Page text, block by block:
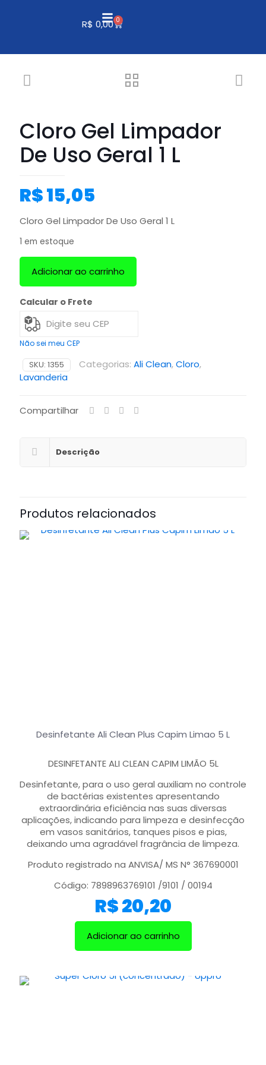
R$ 0,00 0
Cloro Gel Limpador
De Uso Geral 1 L
R$15,05
Cloro Gel Limpador De Uso Geral 1 L
1 em estoque
Adicionar ao carrinho
Calcular o Frete
Não sei meu CEP
SKU: 1355 Categorias: Ali Clean,Cloro,
Lavanderia
Compartilhar
Descrição
Produtos relacionados
Desinfetante Ali Clean Plus Capim Limao 5 L
DESINFETANTE ALI CLEAN CAPIM LIMÃO 5L
Desinfetante, para o uso geral auxiliam no controle
de bactérias existentes apresentando
extraordinária eficiência nas suas diversas
aplicações, indicando para limpeza e desinfecção
em vasos sanitários, tanques pisos e pias,
deixando uma agradável fragrância de limpeza.
Produto registrado na ANVISA/ MS N° 367690001
Código: 7898963769101 /9101 / 00194
R$20,20
Adicionar ao carrinho